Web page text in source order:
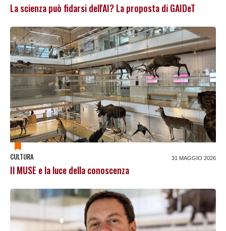
La scienza può fidarsi dell'AI? La proposta di GAIDeT
CULTURA 31 MAGGIO 2026
Il MUSE e la luce della conoscenza